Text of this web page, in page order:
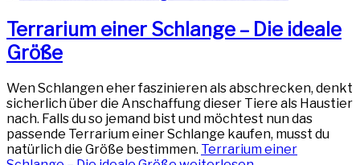
Terrarium einer Schlange – Die ideale
Größe
Wen Schlangen eher faszinieren als abschrecken, denkt
sicherlich über die Anschaffung dieser Tiere als Haustier
nach. Falls du so jemand bist und möchtest nun das
passende Terrarium einer Schlange kaufen, musst du
natürlich die Größe bestimmen. Terrarium einer